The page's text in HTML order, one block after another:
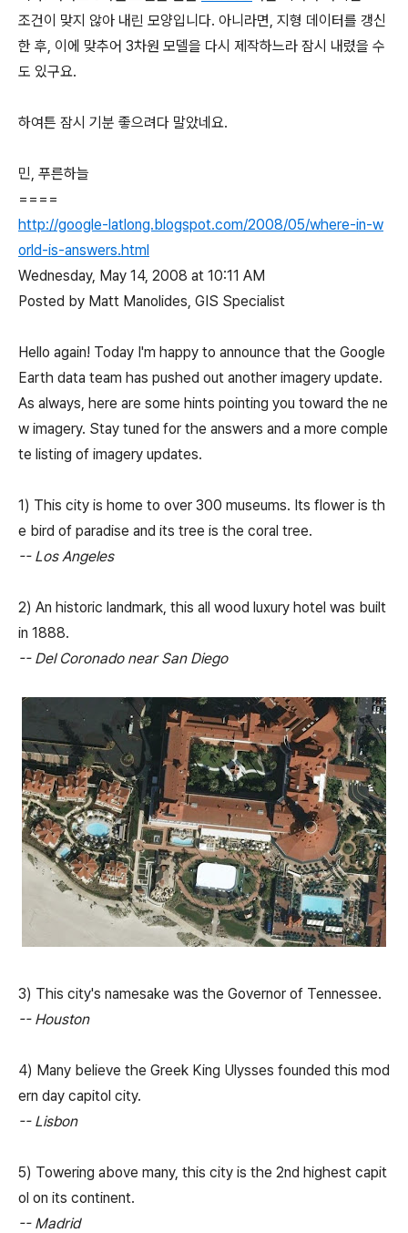
조건이 맞지 않아 내린 모양입니다. 아니라면, 지형 데이터를 갱신
한 후, 이에 맞추어 3차원 모델을 다시 제작하느라 잠시 내렸을 수
도 있구요.
하여튼 잠시 기분 좋으려다 말았네요.
민, 푸른하늘
====
http://google-latlong.blogspot.com/2008/05/where-in-w
orld-is-answers.html
Wednesday, May 14, 2008 at 10:11 AM
Posted by Matt Manolides, GIS Specialist
Hello again! Today I'm happy to announce that the Google
Earth data team has pushed out another imagery update.
As always, here are some hints pointing you toward the ne
w imagery. Stay tuned for the answers and a more comple
te listing of imagery updates.
1) This city is home to over 300 museums. Its flower is th
e bird of paradise and its tree is the coral tree.
-- Los Angeles
2) An historic landmark, this all wood luxury hotel was built
in 1888.
-- Del Coronado near San Diego
3) This city's namesake was the Governor of Tennessee.
-- Houston
4) Many believe the Greek King Ulysses founded this mod
ern day capitol city.
-- Lisbon
5) Towering above many, this city is the 2nd highest capit
ol on its continent.
-- Madrid